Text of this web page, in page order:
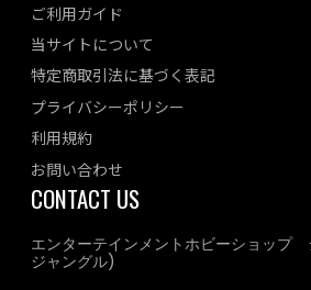
ご利用ガイド
当サイトについて
特定商取引法に基づく表記
プライバシーポリシー
利用規約
お問い合わせ
CONTACT US
エンターテインメントホビーショップ
ジャングル)